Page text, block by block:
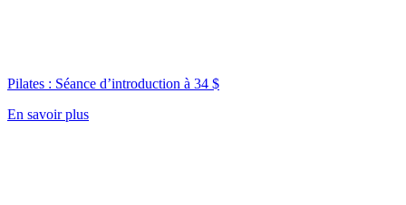
Pilates : Séance d’introduction à 34 $
En savoir plus